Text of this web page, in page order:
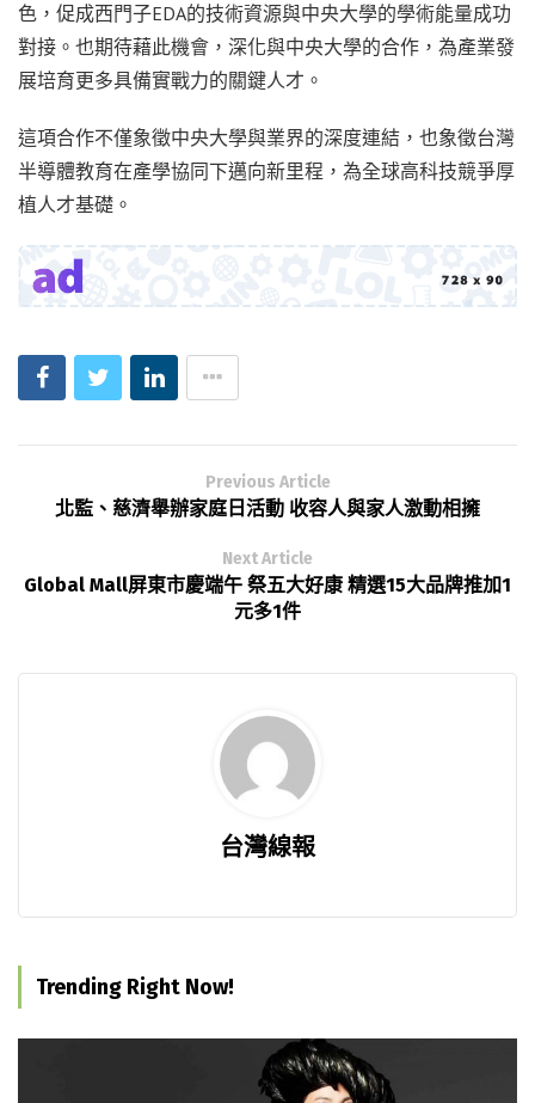
色，促成西門子EDA的技術資源與中央大學的學術能量成功
對接。也期待藉此機會，深化與中央大學的合作，為產業發
展培育更多具備實戰力的關鍵人才。
這項合作不僅象徵中央大學與業界的深度連結，也象徵台灣
半導體教育在產學協同下邁向新里程，為全球高科技競爭厚
植人才基礎。
Previous Article
北監、慈濟舉辦家庭日活動 收容人與家人激動相擁
Next Article
Global Mall屏東市慶端午 祭五大好康 精選15大品牌推加1
元多1件
台灣線報
Trending Right Now!